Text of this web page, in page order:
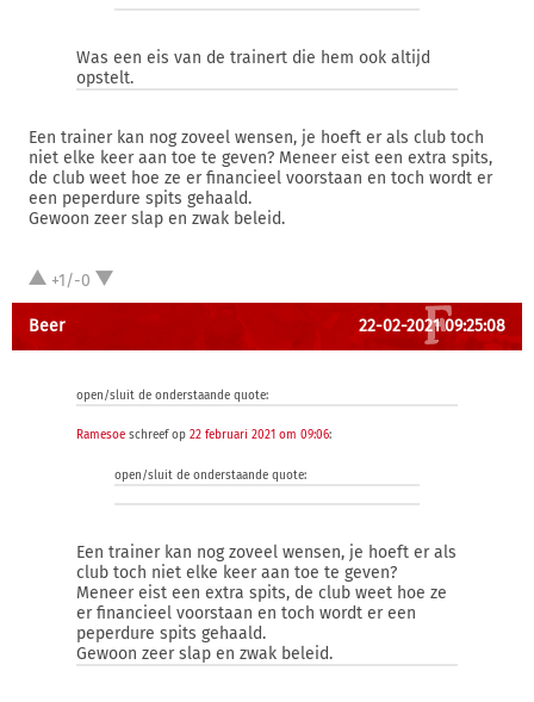
Was een eis van de trainert die hem ook altijd
opstelt.
Een trainer kan nog zoveel wensen, je hoeft er als club toch
niet elke keer aan toe te geven? Meneer eist een extra spits,
de club weet hoe ze er financieel voorstaan en toch wordt er
een peperdure spits gehaald.
Gewoon zeer slap en zwak beleid.
+1/-0
Beer 22-02-2021 09:25:08
open/sluit de onderstaande quote:
Ramesoe schreef op 22 februari 2021 om 09:06:
open/sluit de onderstaande quote:
Een trainer kan nog zoveel wensen, je hoeft er als
club toch niet elke keer aan toe te geven?
Meneer eist een extra spits, de club weet hoe ze
er financieel voorstaan en toch wordt er een
peperdure spits gehaald.
Gewoon zeer slap en zwak beleid.